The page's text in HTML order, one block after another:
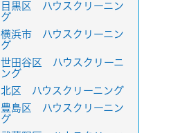
目黒区 ハウスクリーニン
グ
横浜市 ハウスクリーニン
グ
世田谷区 ハウスクリーニ
ング
北区 ハウスクリーニング
豊島区 ハウスクリーニン
グ